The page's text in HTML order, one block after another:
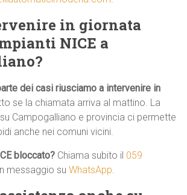
in giornata
NICE a
dei casi riusciamo a intervenire in
se la chiamata arriva al mattino. La
Campogalliano e provincia ci permette
anche nei comuni vicini.
bloccato? Chiama subito il 059
messaggio suWhatsApp.